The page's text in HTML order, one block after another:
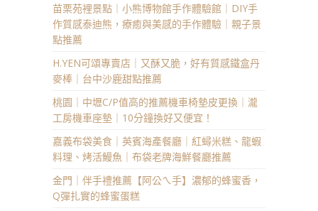
苗栗苑裡景點｜小熊博物館手作體驗館｜DIY手
作質感泰迪熊，療癒與美感的手作體驗｜親子景
點推薦
H.YEN可頌專賣店｜又酥又脆，好有質感鐵盒丹
麥棒｜台中沙鹿甜點推薦
桃園｜中壢C/P值高的推薦機車椅墊皮更換｜瀧
工房機車座墊｜10分鐘換好又便宜！
嘉義布袋美食｜英賓海產餐廳｜紅蟳米糕、龍蝦
料理、烤活鰻魚｜布袋老牌海鮮餐廳推薦
金門｜伴手禮推薦【阿公ㄟ手】濃郁的蜂蜜香，
Q彈扎實的蜂蜜蛋糕